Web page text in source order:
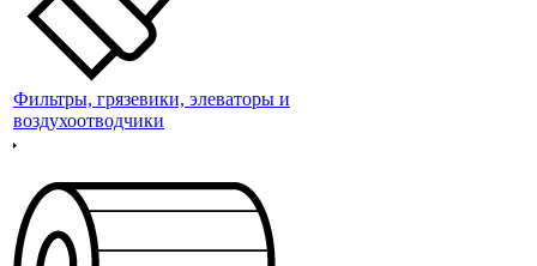
Фильтры, грязевики, элеваторы и
воздухоотводчики